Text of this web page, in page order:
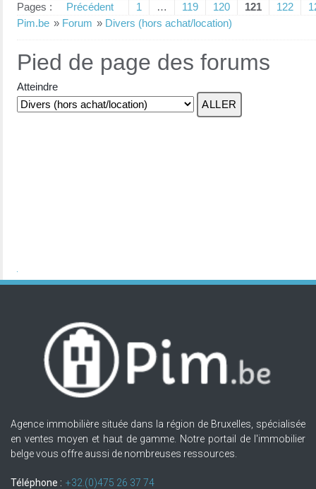
Pages : Précédent 1 … 119 120 121 122
Pim.be » Forum » Divers (hors achat/location)
Pied de page des forums
Atteindre
Agence immobilière située dans la région de Bruxelles, spécialisée
en ventes moyen et haut de gamme. Notre portail de l'immobilier
belge vous offre aussi de nombreuses ressources.
Téléphone : +32.(0)475 26 37 74